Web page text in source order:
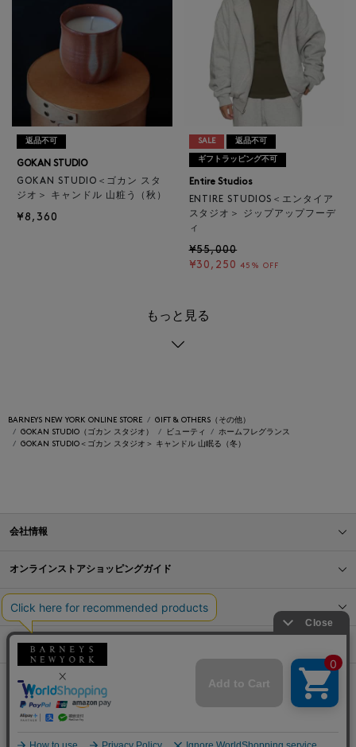
返品不可
GOKAN STUDIO
GOKAN STUDIO＜ゴカン スタ
ジオ＞ キャンドル 山粧う（秋）
¥8,360
SALE 返品不可
ギフトラッピング不可
Entire Studios
ENTIRE STUDIOS＜エンタイア
スタジオ＞ ジップアップフーデ
ィ
¥55,000
¥30,250 45% OFF
もっと見る
BARNEYS NEW YORK ONLINE STORE
GIFT & OTHERS（その他）
GOKAN STUDIO（ゴカン スタジオ）
ビューティ
ホームフレグランス
GOKAN STUDIO＜ゴカン スタジオ＞ キャンドル 山眠る（冬）
会社情報
オンラインストアショッピングガイド
店舗情報
サービス
BLOG